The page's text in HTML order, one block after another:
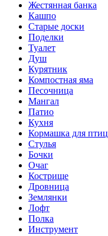
Жестянная банка
Кашпо
Старые доски
Поделки
Туалет
Душ
Курятник
Компостная яма
Песочница
Мангал
Патио
Кухня
Кормашка для птиц
Стулья
Бочки
Очаг
Кострище
Дровница
Землянки
Лофт
Полка
Инструмент